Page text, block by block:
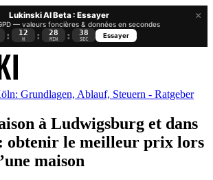
×
Lukinski AI Beta : Essayer
— valeurs foncières & données en secondes
: 12
H : 28
MIN : 37
SEC
Essayer
à Ludwigsburg et dans
obtenir le meilleur prix lors
maison